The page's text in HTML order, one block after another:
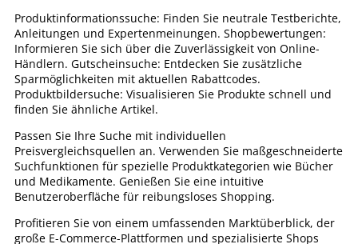
Produktinformationssuche: Finden Sie neutrale Testberichte,
Anleitungen und Expertenmeinungen. Shopbewertungen:
Informieren Sie sich über die Zuverlässigkeit von Online-
Händlern. Gutscheinsuche: Entdecken Sie zusätzliche
Sparmöglichkeiten mit aktuellen Rabattcodes.
Produktbildersuche: Visualisieren Sie Produkte schnell und
finden Sie ähnliche Artikel.
Passen Sie Ihre Suche mit individuellen
Preisvergleichsquellen an. Verwenden Sie maßgeschneiderte
Suchfunktionen für spezielle Produktkategorien wie Bücher
und Medikamente. Genießen Sie eine intuitive
Benutzeroberfläche für reibungsloses Shopping.
Profitieren Sie von einem umfassenden Marktüberblick, der
große E-Commerce-Plattformen und spezialisierte Shops